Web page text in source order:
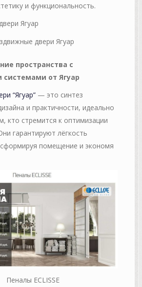
и функциональность.
двери Ягуар
пространства с
от Ягуар
“Ягуар” — это синтез
и практичности, идеально
кто стремится к оптимизации
гарантируют лёгкость
помещение и экономя
Пеналы ECLISSE